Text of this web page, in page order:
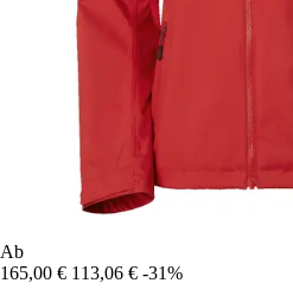
Ab
165,00 € 113,06 € -31%